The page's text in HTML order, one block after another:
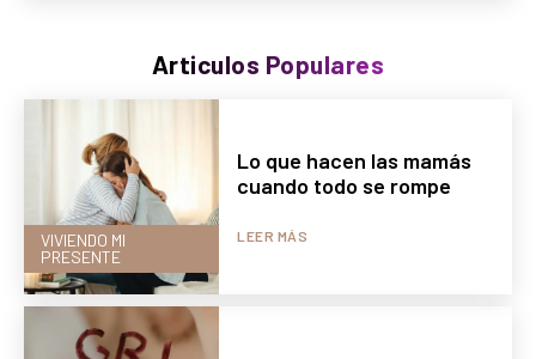
Articulos Populares
VIVIENDO MI
PRESENTE
Lo que hacen las mamás
cuando todo se rompe
LEER MÁS